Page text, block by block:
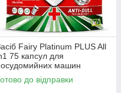
Fairy Platinum PLUS All
75 капсул для
машин
до відправки